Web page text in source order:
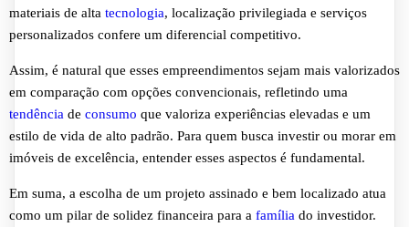
materiais de alta tecnologia, localização privilegiada e serviços
personalizados confere um diferencial competitivo.
Assim, é natural que esses empreendimentos sejam mais valorizados
em comparação com opções convencionais, refletindo uma
tendência de consumo que valoriza experiências elevadas e um
estilo de vida de alto padrão. Para quem busca investir ou morar em
imóveis de excelência, entender esses aspectos é fundamental.
Em suma, a escolha de um projeto assinado e bem localizado atua
como um pilar de solidez financeira para a família do investidor.